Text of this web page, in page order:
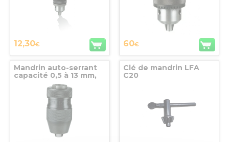
12,30€ 60€
Mandrin auto-serrant
capacité 0,5 à 13 mm,
B16 pour perceuses
portatives
professionnelles
Clé de mandrin LFA
C20